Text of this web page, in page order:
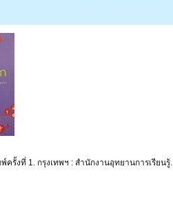
รั้งที่ 1. กรุงเทพฯ : สำนักงานอุทยานการเรียนรู้.